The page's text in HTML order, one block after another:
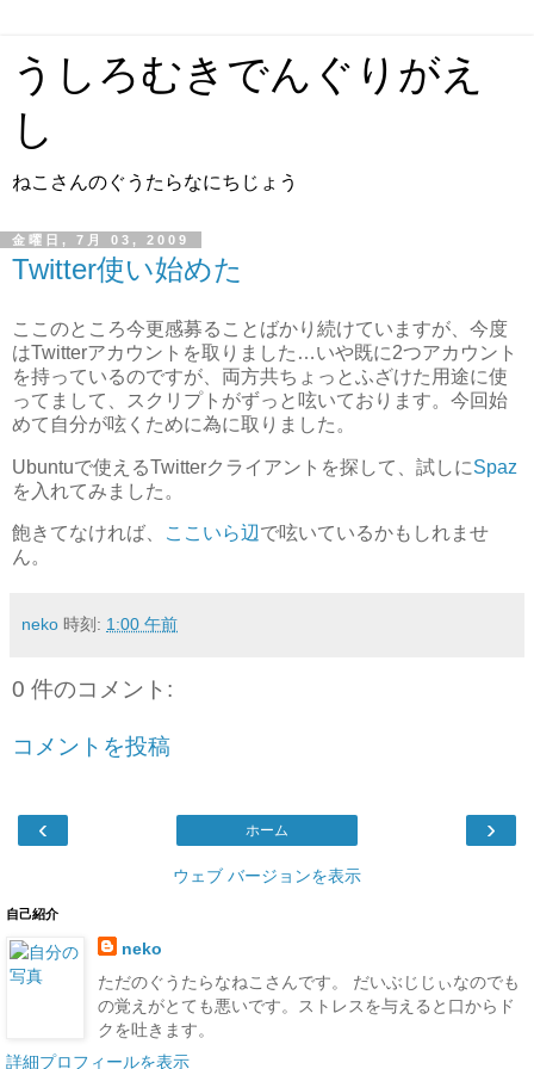
うしろむきでんぐりがえ
し
ねこさんのぐうたらなにちじょう
金曜日, 7月 03, 2009
Twitter使い始めた
ここのところ今更感募ることばかり続けていますが、今度
はTwitterアカウントを取りました…いや既に2つアカウント
を持っているのですが、両方共ちょっとふざけた用途に使
ってまして、スクリプトがずっと呟いております。今回始
めて自分が呟くために為に取りました。
Ubuntuで使えるTwitterクライアントを探して、試しにSpaz
を入れてみました。
飽きてなければ、 ここいら辺で呟いているかもしれませ
ん。
neko 時刻: 1:00 午前
0 件のコメント:
コメントを投稿
‹ ›
ホーム
ウェブ バージョンを表示
自己紹介
neko
ただのぐうたらなねこさんです。 だいぶじじぃなのでも
の覚えがとても悪いです。ストレスを与えると口からド
クを吐きます。
詳細プロフィールを表示